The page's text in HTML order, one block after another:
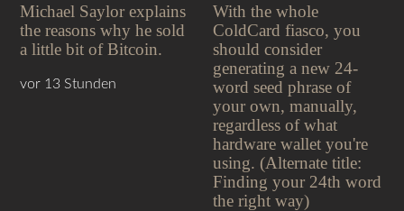
Michael Saylor explains
the reasons why he sold
a little bit of Bitcoin.
vor 13 Stunden
With the whole
ColdCard fiasco, you
should consider
generating a new 24-
word seed phrase of
your own, manually,
regardless of what
hardware wallet you're
using. (Alternate title:
Finding your 24th word
the right way)